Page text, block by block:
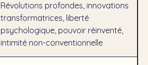
Révolutions profondes, innovations
transformatrices, liberté
psychologique, pouvoir réinventé,
intimité non-conventionnelle